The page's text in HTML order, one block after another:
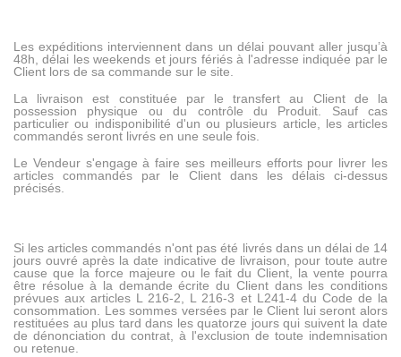
Les expéditions interviennent dans un délai pouvant aller jusqu’à
48h, délai les weekends et jours fériés à l'adresse indiquée par le
Client lors de sa commande sur le site.
La livraison est constituée par le transfert au Client de la
possession physique ou du contrôle du Produit. Sauf cas
particulier ou indisponibilité d'un ou plusieurs article, les articles
commandés seront livrés en une seule fois.
Le Vendeur s'engage à faire ses meilleurs efforts pour livrer les
articles commandés par le Client dans les délais ci-dessus
précisés.
Si les articles commandés n'ont pas été livrés dans un délai de 14
jours ouvré après la date indicative de livraison, pour toute autre
cause que la force majeure ou le fait du Client, la vente pourra
être résolue à la demande écrite du Client dans les conditions
prévues aux articles L 216-2, L 216-3 et L241-4 du Code de la
consommation. Les sommes versées par le Client lui seront alors
restituées au plus tard dans les quatorze jours qui suivent la date
de dénonciation du contrat, à l'exclusion de toute indemnisation
ou retenue.